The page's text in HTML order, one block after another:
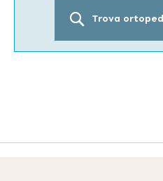
Trova